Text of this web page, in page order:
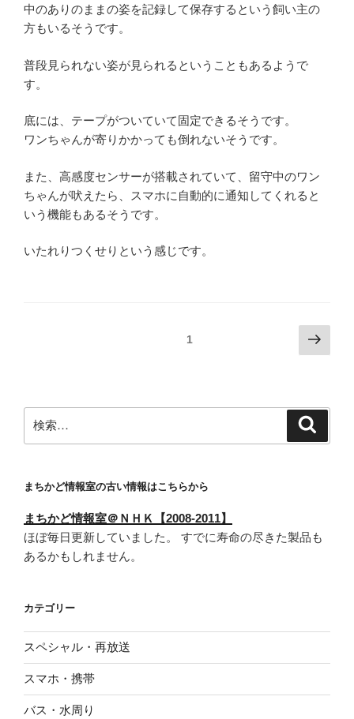
中のありのままの姿を記録して保存するという飼い主の
方もいるそうです。
普段見られない姿が見られるということもあるようで
す。
底には、テープがついていて固定できるそうです。
ワンちゃんが寄りかかっても倒れないそうです。
また、高感度センサーが搭載されていて、留守中のワン
ちゃんが吠えたら、スマホに自動的に通知してくれると
いう機能もあるそうです。
いたれりつくせりという感じです。
ゲ
ー
ョ
ン
1
次
の
ジ
索:
まちかど情報室の古い情報はこちらから
まちかど情報室＠ＮＨＫ【2008-2011】
ほぼ毎日更新していました。 すでに寿命の尽きた製品も
あるかもしれません。
カテゴリー
スペシャル・再放送
スマホ・携帯
バス・水周り